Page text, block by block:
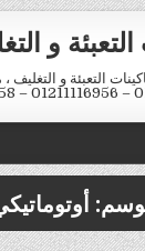
و
التعبئة و التغليف